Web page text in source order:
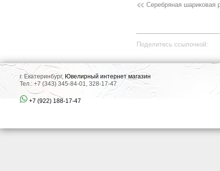
Серебряная шариковая
Поделитесь ссылочкой:
г. Екатеринбург, Ювелирный интернет магазин
Тел.: +7 (343) 345-84-01, 328-17-47
+7 (922) 188-17-47